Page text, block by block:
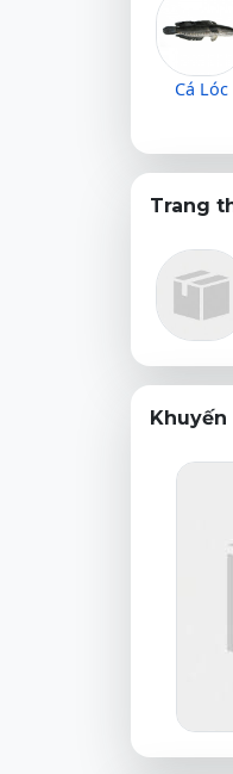
Cá Lóc
Trang
Khuyến